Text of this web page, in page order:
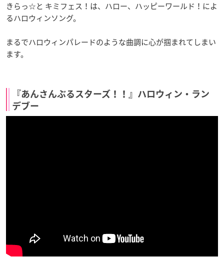
きらっ☆と キミフェス！は、ハロー、ハッピーワールド！によ
るハロウィンソング。
まるでハロウィンパレードのような曲調に心が掴まれてしまい
ます。
『あんさんぶるスターズ！！』ハロウィン・ラン
デブー